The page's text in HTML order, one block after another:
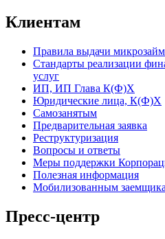
Клиентам
Правила выдачи
Стандарты реализации
услуг
ИП, ИП Глава К(Ф)Х
Юридические лица, К(Ф)Х
Самозанятым
Предварительная заявка
Реструктуризация
Вопросы и ответы
Меры поддержки
Полезная информация
Мобилизованным
Пресс-центр